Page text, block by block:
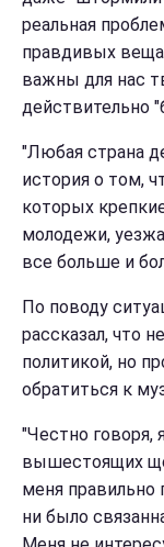
реальная
правдивых
важны для нас
действительно
"Любая страна
история о том,
которых
молодежи,
все больше и
По поводу
рассказал, что
политикой, но
обратиться к
"Честно говоря,
вышестоящих
меня правильно
ни было